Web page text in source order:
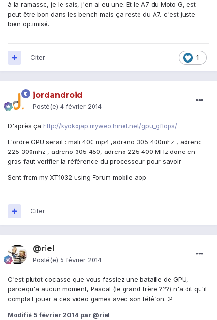
à la ramasse, je le sais, j'en ai eu une. Et le A7 du Moto G, est
peut être bon dans les bench mais ça reste du A7, c'est juste
bien optimisé.
1
Citer
jordandroid
Posté(e) 4 février 2014
D'après ça http://kyokojap.myweb.hinet.net/gpu_gflops/
L'ordre GPU serait : mali 400 mp4 ,adreno 305 400mhz , adreno
225 300mhz , adreno 305 450, adreno 225 400 MHz donc en
gros faut verifier la référence du processeur pour savoir
Sent from my XT1032 using Forum mobile app
Citer
@riel
Posté(e) 5 février 2014
C'est plutot cocasse que vous fassiez une bataille de GPU,
parcequ'a aucun moment, Pascal (le grand frère ???) n'a dit qu'il
comptait jouer a des video games avec son téléfon. :P
Modifié 5 février 2014 par @riel